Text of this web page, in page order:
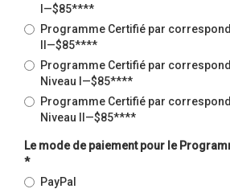
I—$85****
Programme Certifié par
II—$85****
Programme Certifié par
Niveau I—$85****
Programme Certifié par
Niveau II—$85****
Le mode de paiement pour le
*
PayPal